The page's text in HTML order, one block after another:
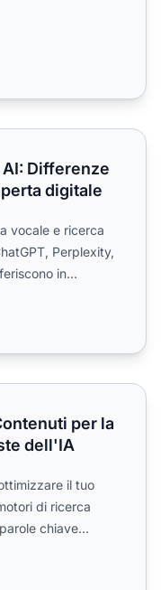
chiave e impatto
Differenze
digitale
vocale e ricerca
Perplexity,
in
la Ricerca Vocale
per la
dell'IA
il tuo
di ricerca
chiave